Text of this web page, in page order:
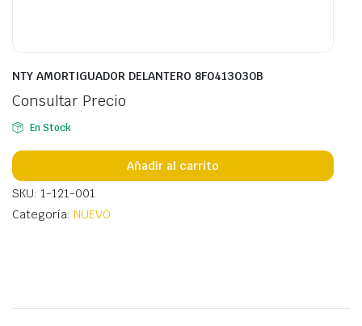
NTY AMORTIGUADOR DELANTERO 8F0413030B
Consultar Precio
En Stock
Añadir al carrito
SKU: 1-121-001
Categoría: NUEVO